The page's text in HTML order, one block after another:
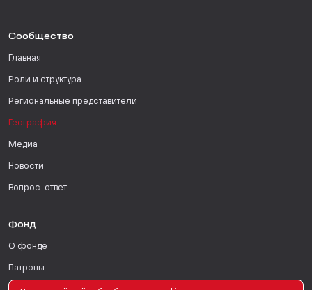
Сообщество
Главная
Роли и структура
Региональные представители
География
Медиа
Новости
Вопрос-ответ
Фонд
О фонде
Патроны